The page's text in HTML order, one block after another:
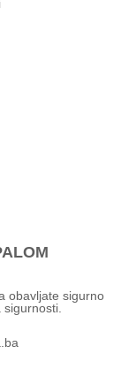
obavljate sigurno